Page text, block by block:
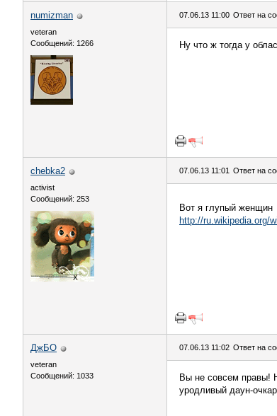
numizman
veteran
Сообщений: 1266
07.06.13 11:00 Ответ на
Ну что ж тогда у
chebka2
activist
Сообщений: 253
07.06.13 11:01 Ответ на
Вот я глупый женщин
http://ru.wikipedia.org/
ДжБО
veteran
Сообщений: 1033
07.06.13 11:02 Ответ на
Вы не совсем правы!
уродливый даун-